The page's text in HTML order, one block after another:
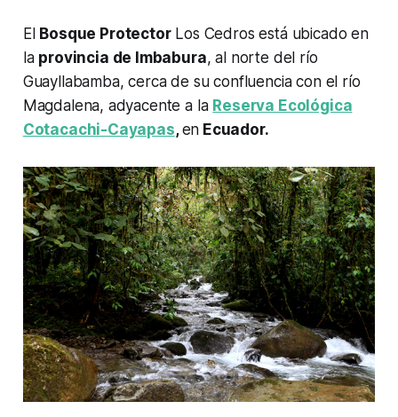
El Bosque ProtectorLos Cedros está ubicado en
la provincia de Imbabura, al norte del río
Guayllabamba, cerca de su confluencia con el río
Magdalena, adyacente a la Reserva Ecológica
Cotacachi-Cayapas,en Ecuador.